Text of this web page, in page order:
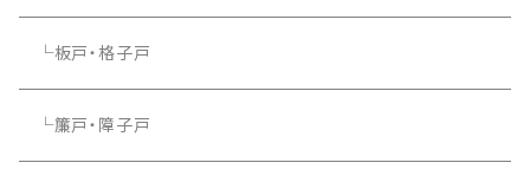
└板戸・格子戸
└簾戸・障子戸